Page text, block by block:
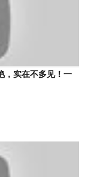
，实在不多见！一